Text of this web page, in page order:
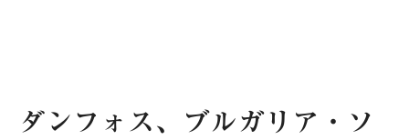
ダンフォス、ブルガリア・ソ